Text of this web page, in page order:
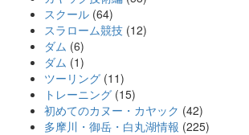
スクール (64)
スラローム競技 (12)
ダム (6)
ダム (1)
ツーリング (11)
トレーニング (15)
初めてのカヌー・カヤック (42)
多摩川・御岳・白丸湖情報 (225)